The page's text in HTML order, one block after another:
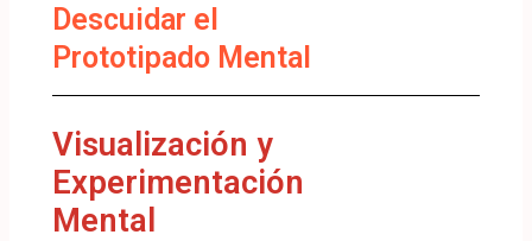
Descuidar el
Prototipado Mental
Visualización y
Experimentación
Mental